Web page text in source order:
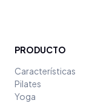
PRODUCTO
Características
Pilates
Yoga